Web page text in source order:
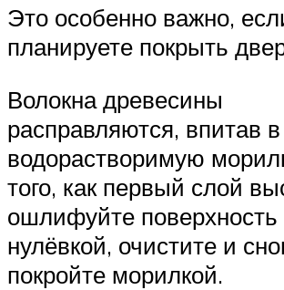
Это особенно важно,
планируете покрыть
Волокна древесины
расправляются, впитав
водорастворимую
того, как первый слой
ошлифуйте поверхность
нулёвкой, очистите и
покройте морилкой.